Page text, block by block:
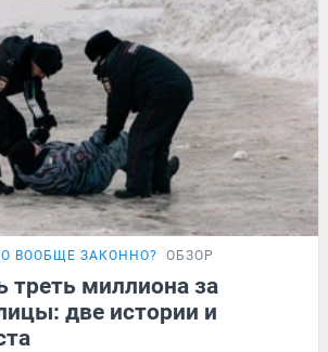
ВООБЩЕ ЗАКОННО? ОБЗОР
треть миллиона за
две истории и